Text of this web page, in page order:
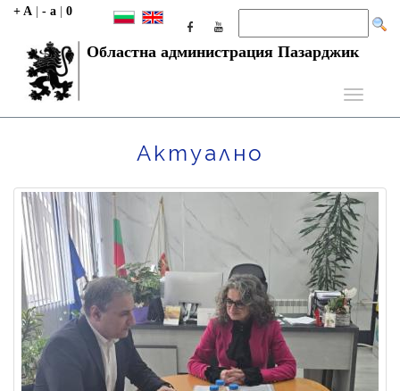
+ A - a 0
Областна администрация Пазарджик
Toggle
Актуално